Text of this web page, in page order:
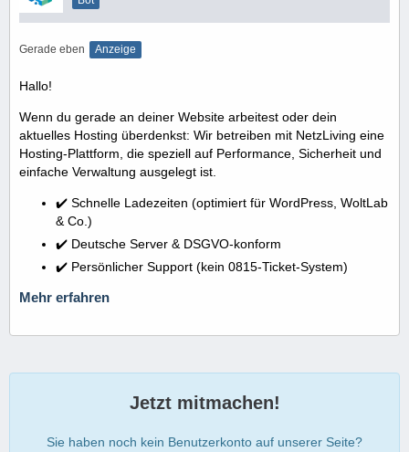
Gerade eben Anzeige
Hallo!
Wenn du gerade an deiner Website arbeitest oder dein
aktuelles Hosting überdenkst: Wir betreiben mit NetzLiving eine
Hosting-Plattform, die speziell auf Performance, Sicherheit und
einfache Verwaltung ausgelegt ist.
✔️ Schnelle Ladezeiten (optimiert für WordPress, WoltLab
& Co.)
✔️ Deutsche Server & DSGVO-konform
✔️ Persönlicher Support (kein 0815-Ticket-System)
Mehr erfahren
Jetzt mitmachen!
Sie haben noch kein Benutzerkonto auf unserer Seite?